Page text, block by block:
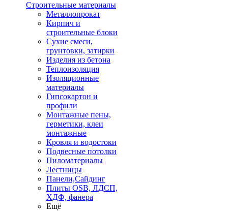
Строительные материалы
Металлопрокат
Кирпич и
строительные блоки
Сухие смеси,
грунтовки, затирки
Изделия из бетона
Теплоизоляция
Изоляционные
материалы
Гипсокартон и
профили
Монтажные пены,
герметики, клеи
монтажные
Кровля и водостоки
Подвесные потолки
Пиломатериалы
Лестницы
Панели,Сайдинг
Плиты OSB, ЛДСП,
ХДФ, фанера
Ещё